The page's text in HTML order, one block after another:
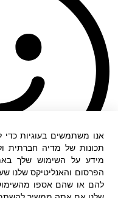
אנו משתמשים בעוגיות כדי
תכונות של מדיה חברתית
מידע על השימוש שלך
הפרסום והאנליטיקס שלנו
להם או שהם אספו